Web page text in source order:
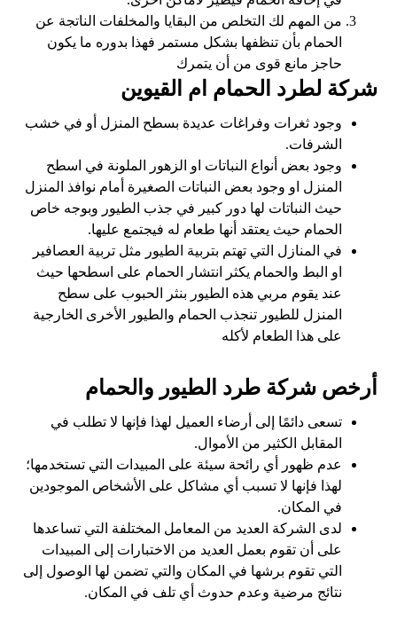
من المهم لك التخلص من البقايا والمخلفات الناتجة عن
الحمام بأن تنظفها بشكل مستمر فهذا بدوره ما يكون
حاجز مانع قوى من أن يتمرك
شركة لطرد الحمام ام القيوين
وجود ثغرات وفراغات عديدة بسطح المنزل أو في خشب
الشرفات.
وجود بعض أنواع النباتات او الزهور الملونة في اسطح
المنزل او وجود بعض النباتات الصغيرة أمام نوافذ المنزل
حيث النباتات لها دور كبير في جذب الطيور وبوجه خاص
الحمام حيث يعتقد أنها طعام له فيجتمع عليها.
في المنازل التي تهتم بتربية الطيور مثل تربية العصافير
او البط والحمام يكثر انتشار الحمام على اسطحها حيث
عند يقوم مربي هذه الطيور بنثر الحبوب على سطح
المنزل للطيور تنجذب الحمام والطيور الأخرى الخارجية
على هذا الطعام لأكله
أرخص شركة طرد الطيور والحمام
تسعى دائمًا إلى أرضاء العميل لهذا فإنها لا تطلب في
المقابل الكثير من الأموال.
عدم ظهور أي رائحة سيئة على المبيدات التي تستخدمها؛
لهذا فإنها لا تسبب أي مشاكل على الأشخاص الموجودين
في المكان.
لدى الشركة العديد من المعامل المختلفة التي تساعدها
على أن تقوم بعمل العديد من الاختبارات إلى المبيدات
التي تقوم برشها في المكان والتي تضمن لها الوصول إلى
نتائج مرضية وعدم حدوث أي تلف في المكان.